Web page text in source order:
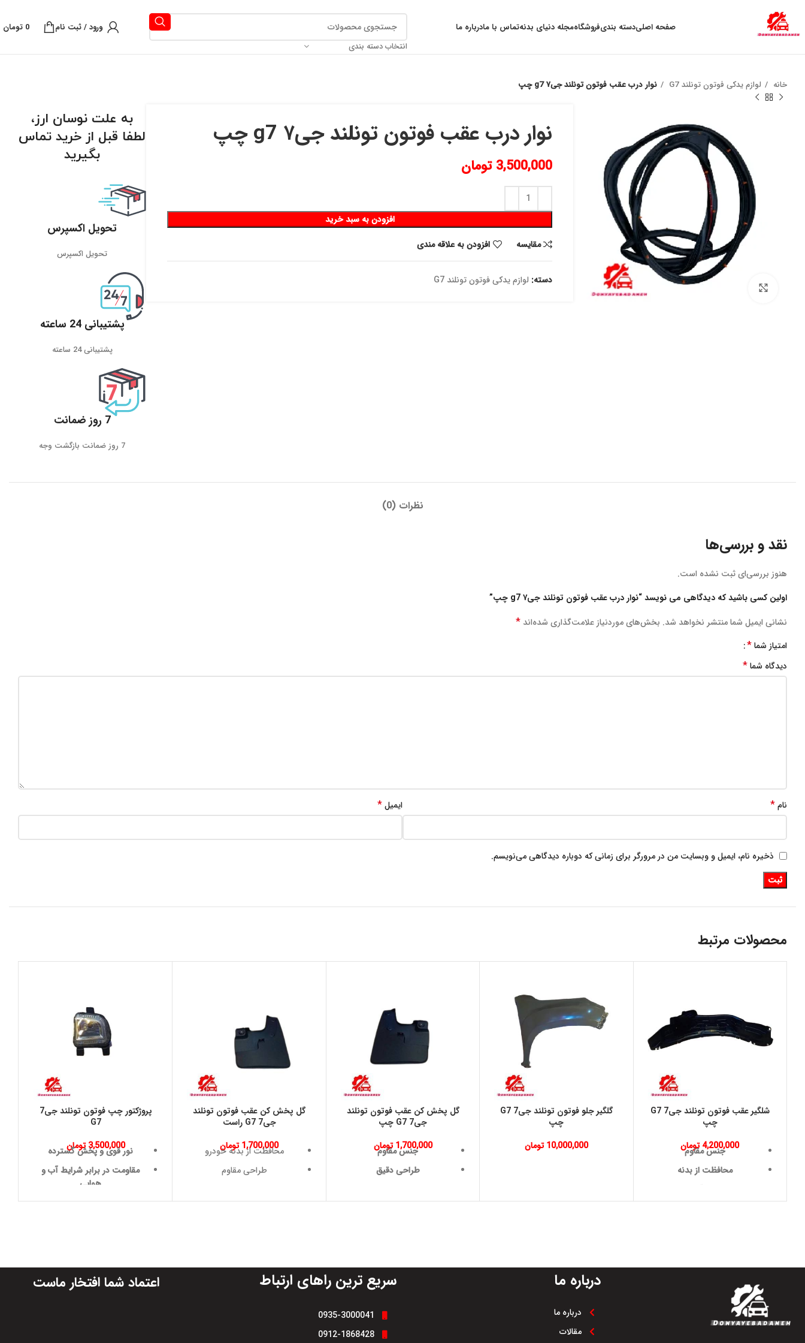
صفحه اصلیدسته بندیفروشگاهمجله دنیای بدنهتماس با مادرباره ما
انتخاب دسته بندی
ورود / ثبت نام 0 تومان
خانه لوازم یدکی فوتون تونلند G7 نوار درب عقب فوتون تونلند جی۷ g7 چپ
برای بزرگنمایی کلیک کنید
نوار درب عقب فوتون تونلند جی۷ g7 چپ
3,500,000 تومان
افزودن به سبد خرید
مقايسه
افزودن به علاقه مندی
دسته: لوازم یدکی فوتون تونلند G7
به علت نوسان ارز،
لطفا قبل از خرید تماس
بگیرید
تحویل اکسپرس
تحویل اکسپرس
پشتیبانی 24 ساعته
پشتیبانی 24 ساعته
7 روز ضمانت
7 روز ضمانت بازگشت وجه
نظرات (0)
نقد و بررسی‌ها
هنوز بررسی‌ای ثبت نشده است.
اولین کسی باشید که دیدگاهی می نویسد “نوار درب عقب فوتون تونلند جی۷ g7 چپ”
نشانی ایمیل شما منتشر نخواهد شد. بخش‌های موردنیاز علامت‌گذاری شده‌اند *
امتیاز شما*
دیدگاه شما*
نام* ایمیل*
ذخیره نام، ایمیل و وبسایت من در مرورگر برای زمانی که دوباره دیدگاهی می‌نویسم.
محصولات مرتبط
شلگير عقب فوتون تونلند جی7 G7
چپ
4,200,000 تومان
جنس مقاوم
محافظت از بدنه
گلگير جلو فوتون تونلند جی7 G7
چپ
10,000,000 تومان
گل پخش كن عقب فوتون تونلند
جی7 G7 چپ
1,700,000 تومان
جنس مقاوم
طراحی دقیق
افزایش ایمنی رانندگی
گل پخش كن عقب فوتون تونلند
جی7 G7 راست
1,700,000 تومان
محافظت از بدنه خودرو
طراحی مقاوم
پروژکتور چپ فوتون تونلند جی7
G7
3,500,000 تومان
نور قوی و پخش گسترده
مقاومت در برابر شرایط آب و
هوایی
طراحی ضد ضربه
طول عمر بالا
درباره ما
درباره ما
مقالات
سریع ترین راهای ارتباط
0935-3000041
0912-1868428
اعتماد شما افتخار ماست
به علت نوسان ارز ، لطفا قبل از خرید تماس بگیرید.